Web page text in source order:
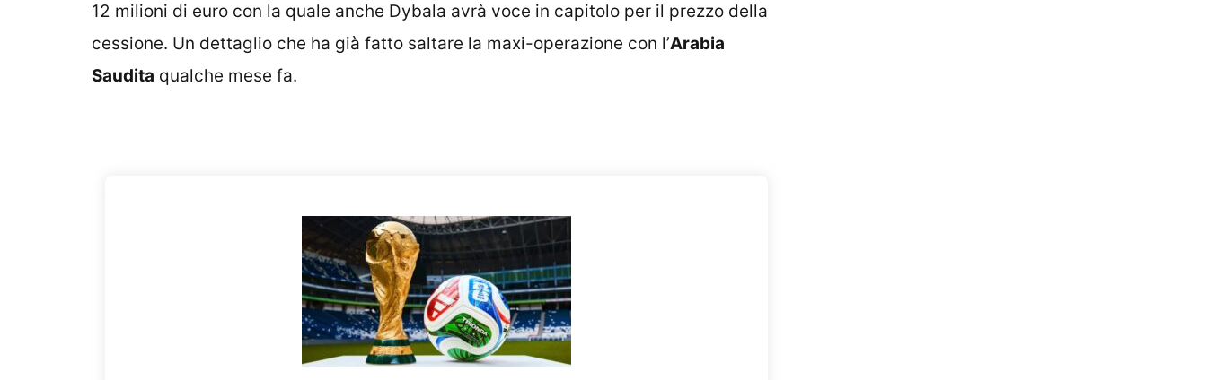
12 milioni di euro con la quale anche Dybala avrà voce in capitolo per il prezzo della
cessione. Un dettaglio che ha già fatto saltare la maxi-operazione con l’Arabia
Saudita qualche mese fa.